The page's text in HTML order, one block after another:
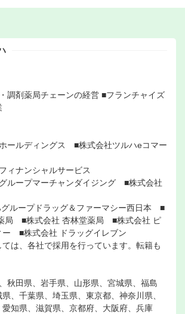
調剤薬局チェーンの経営 ■フランチャイズ
ールディングス ■株式会社ツルハeコマー
ィナンシャルサービス
ループマーチャンダイジング ■株式会社
ループドラッグ＆ファーマシー西日本 ■
局 ■株式会社 杏林堂薬局 ■株式会社 ピ
ー ■株式会社 ドラッグイレブン
は、各社で採用を行っています。転籍も
秋田県、岩手県、山形県、宮城県、福島
、千葉県、埼玉県、東京都、神奈川県、
知県、滋賀県、京都府、大阪府、兵庫